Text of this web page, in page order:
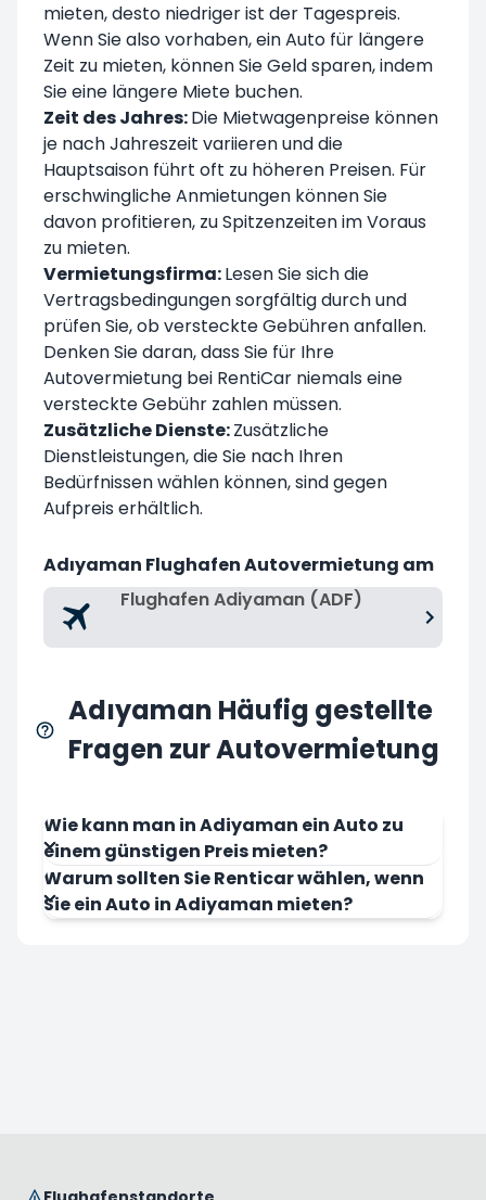
mieten, desto niedriger ist der Tagespreis.
Wenn Sie also vorhaben, ein Auto für längere
Zeit zu mieten, können Sie Geld sparen, indem
Sie eine längere Miete buchen.
Zeit des Jahres:Die Mietwagenpreise können
je nach Jahreszeit variieren und die
Hauptsaison führt oft zu höheren Preisen. Für
erschwingliche Anmietungen können Sie
davon profitieren, zu Spitzenzeiten im Voraus
zu mieten.
Vermietungsfirma:Lesen Sie sich die
Vertragsbedingungen sorgfältig durch und
prüfen Sie, ob versteckte Gebühren anfallen.
Denken Sie daran, dass Sie für Ihre
Autovermietung bei RentiCar niemals eine
versteckte Gebühr zahlen müssen.
Zusätzliche Dienste:Zusätzliche
Dienstleistungen, die Sie nach Ihren
Bedürfnissen wählen können, sind gegen
Aufpreis erhältlich.
Adıyaman Flughafen Autovermietung am
Flughafen Adiyaman (ADF)
Adıyaman Häufig gestellte
Fragen zur Autovermietung
Wie kann man in Adiyaman ein Auto zu
einem günstigen Preis mieten?
Warum sollten Sie Renticar wählen, wenn
Sie ein Auto in Adiyaman mieten?